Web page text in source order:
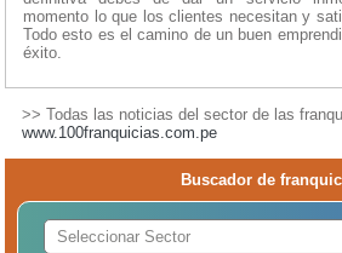
momento lo que los clientes necesitan y
Todo esto es el camino de un buen
éxito.
>> Todas las noticias del sector de las
www.100franquicias.com.pe
Buscador de